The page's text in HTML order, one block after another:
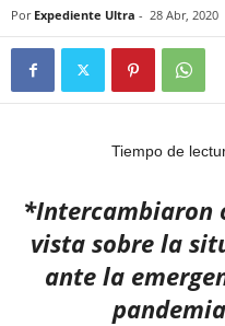
Por Expediente Ultra - 28 Abr, 2020
Tiempo de
*Intercambiaron
vista sobre la
ante la